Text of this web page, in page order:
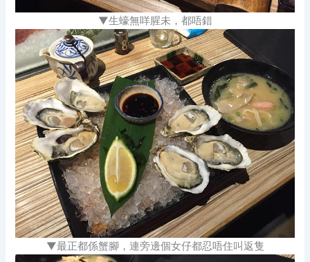
▼生蠔無咩腥未，都唔錯
▼最正都係蟹腳，連旁邊個女仔都忍唔住叫返隻